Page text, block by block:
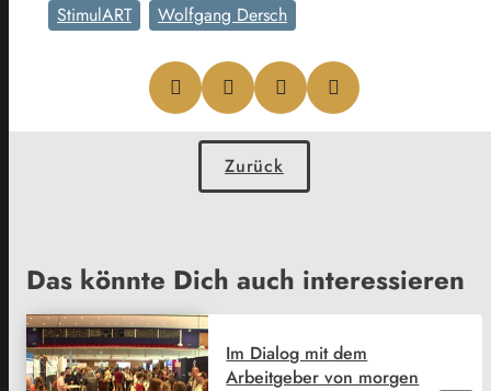
StimulART
Wolfgang Dersch
Zurück
Das könnte Dich auch interessieren
Im Dialog mit dem
Arbeitgeber von morgen